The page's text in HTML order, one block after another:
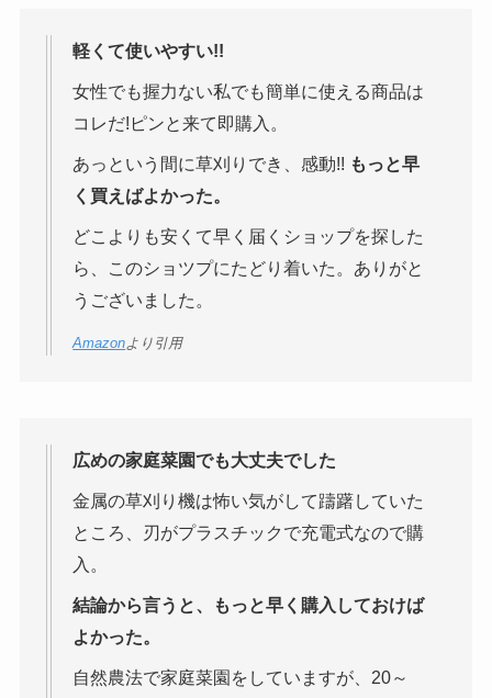
軽くて使いやすい!!
女性でも握力ない私でも簡単に使える商品は
コレだ!ピンと来て即購入。
あっという間に草刈りでき、感動!! もっと早
く買えばよかった。
どこよりも安くて早く届くショップを探した
ら、このショツプにたどり着いた。ありがと
うございました。
Amazonより引用
広めの家庭菜園でも大丈夫でした
金属の草刈り機は怖い気がして躊躇していた
ところ、刃がプラスチックで充電式なので購
入。
結論から言うと、もっと早く購入しておけば
よかった。
自然農法で家庭菜園をしていますが、20～